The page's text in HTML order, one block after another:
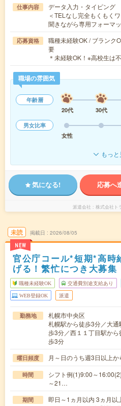
仕事内容
データ入力・タイピング
＜TELなし完全もくもく
聞きながら専用フォーマ
応募資格
職種未経験OK / ブランク
要
＊未経験OK！※高校生は
職場の雰囲気
年齢層
20代
30代
男女比率
女性
もっ
気になる! 応募へ
派遣会社 株式会社ト
未読
NEW
掲載日 2026/08/05
官公庁コール*短期*高時
げる！繁忙につき大募集
職種未経験OK 交通費別途支給あり
WEB登録OK 派遣
勤務地
札幌市中央区
札幌駅から徒歩3分／大
歩3分／西１１丁目駅か
歩3分
曜日頻度 月～日のうち週3日以上
時間
シフト例(1)9:00～
～21…
期間
即日～1ヵ月以内 3ヵ月